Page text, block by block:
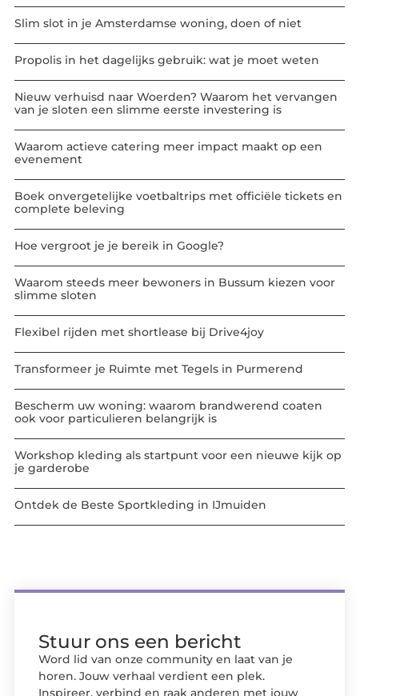
Slim slot in je Amsterdamse woning, doen of niet
Propolis in het dagelijks gebruik: wat je moet weten
Nieuw verhuisd naar Woerden? Waarom het vervangen
van je sloten een slimme eerste investering is
Waarom actieve catering meer impact maakt op een
evenement
Boek onvergetelijke voetbaltrips met officiële tickets en
complete beleving
Hoe vergroot je je bereik in Google?
Waarom steeds meer bewoners in Bussum kiezen voor
slimme sloten
Flexibel rijden met shortlease bij Drive4joy
Transformeer je Ruimte met Tegels in Purmerend
Bescherm uw woning: waarom brandwerend coaten
ook voor particulieren belangrijk is
Workshop kleding als startpunt voor een nieuwe kijk op
je garderobe
Ontdek de Beste Sportkleding in IJmuiden
Stuur ons een bericht
Word lid van onze community en laat van je
horen. Jouw verhaal verdient een plek.
Inspireer, verbind en raak anderen met jouw